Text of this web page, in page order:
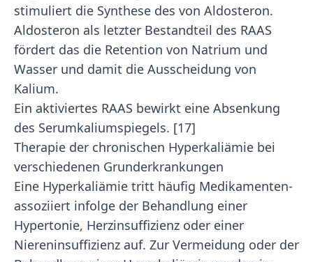
stimuliert die Synthese des von Aldosteron.
Aldosteron als letzter Bestandteil des RAAS
fördert das die Retention von Natrium und
Wasser und damit die Ausscheidung von
Kalium.
Ein aktiviertes RAAS bewirkt eine Absenkung
des Serumkaliumspiegels. [17]
Therapie der chronischen Hyperkaliämie bei
verschiedenen Grunderkrankungen
Eine Hyperkaliämie tritt häufig Medikamenten-
assoziiert infolge der Behandlung einer
Hypertonie, Herzinsuffizienz oder einer
Niereninsuffizienz auf. Zur Vermeidung oder der